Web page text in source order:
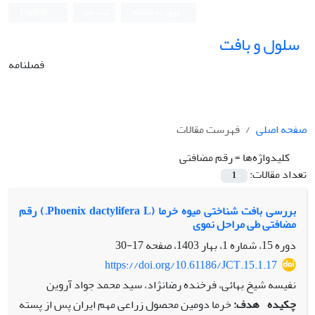
سلول و بافت
فصلنامه
صفحه اصلی
فهرست مقالات
کلیدواژه‌ها =رقم مضافتی
تعداد مقالات:
1
بررسی بافت شناختی میوه خرما (Phoenix dactylifera L.) رقم
مضافتی طی مراحل نموی
دوره 15، شماره 1، بهار 1403، صفحه
17-30
https://doi.org/10.61186/JCT.15.1.17
نفیسه شیخ بهائی، فرخنده رضانژاد، سید محمد جواد آروین
چکیده هدف:خرما دومین محصول زراعی مهم ایران پس از پسته